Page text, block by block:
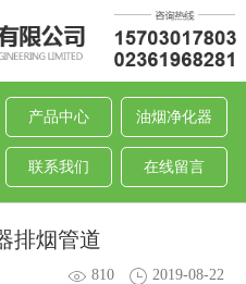
产品中心 油烟净化器
联系我们 在线留言
排烟管道
810 2019-08-22